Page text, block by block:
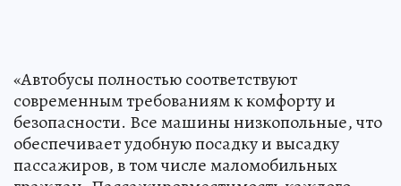
«Автобусы полностью соответствуют
современным требованиям к комфорту и
безопасности. Все машины низкопольные, что
обеспечивает удобную посадку и высадку
пассажиров, в том числе маломобильных